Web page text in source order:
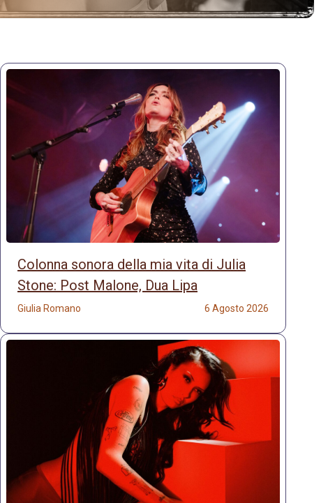
Colonna sonora della mia vita di Julia
Stone: Post Malone, Dua Lipa
Giulia Romano 6 Agosto 2026